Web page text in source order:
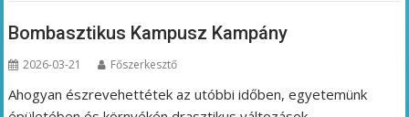
Bombasztikus Kampusz Kampány
2026-03-21 Főszerkesztő
Ahogyan észrevehettétek az utóbbi időben, egyetemünk